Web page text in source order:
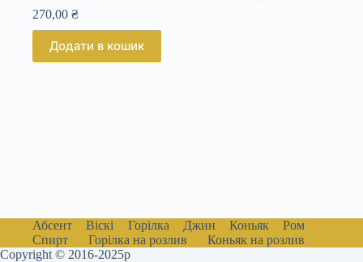
270,00 ₴
Додати в кошик
Абсент Віскі Горілка Джин Коньяк
Ром
Спирт
Горілка на розлив
Коньяк на розлив
Copyright © 2016-2025р